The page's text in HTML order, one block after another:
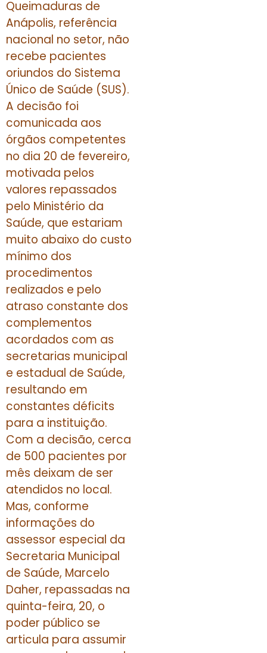
Queimaduras de
Anápolis, referência
nacional no setor, não
recebe pacientes
oriundos do Sistema
Único de Saúde (SUS).
A decisão foi
comunicada aos
órgãos competentes
no dia 20 de fevereiro,
motivada pelos
valores repassados
pelo Ministério da
Saúde, que estariam
muito abaixo do custo
mínimo dos
procedimentos
realizados e pelo
atraso constante dos
complementos
acordados com as
secretarias municipal
e estadual de Saúde,
resultando em
constantes déficits
para a instituição.
Com a decisão, cerca
de 500 pacientes por
mês deixam de ser
atendidos no local.
Mas, conforme
informações do
assessor especial da
Secretaria Municipal
de Saúde, Marcelo
Daher, repassadas na
quinta-feira, 20, o
poder público se
articula para assumir